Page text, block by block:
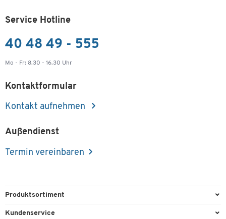
Service Hotline
40 48 49 - 555
Mo - Fr: 8.30 - 16.30 Uhr
Kontaktformular
Kontakt aufnehmen
Außendienst
Termin vereinbaren
Produktsortiment
Büroausstattung
Kundenservice